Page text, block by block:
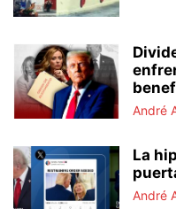
André
La
André